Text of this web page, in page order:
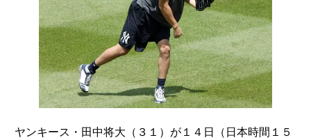
ヤンキース・田中将大（３１）が１４日（日本時間１５